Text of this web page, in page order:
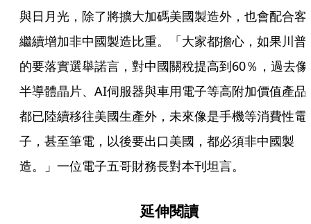
與日月光，除了將擴大加碼美國製造外，也會配合客
繼續增加非中國製造比重。「大家都擔心，如果川普
的要落實選舉諾言，對中國關稅提高到60％，過去像
半導體晶片、AI伺服器與車用電子等高附加價值產品
都已陸續移往美國生產外，未來像是手機等消費性電
子，甚至筆電，以後要出口美國，都必須非中國製
造。」一位電子五哥財務長對本刊坦言。
延伸閱讀